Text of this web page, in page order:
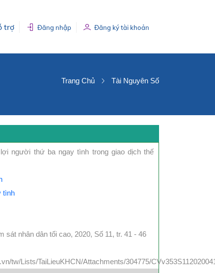
trợ Đăng nhập Đăng ký tài khoản
Trang Chủ Tài Nguyên Số
người thứ ba ngay tình trong giao dịch thế
tình
sát nhân dân tối cao, 2020, Số 11, tr. 41 - 46
tw/Lists/TaiLieuKHCN/Attachments/304775/